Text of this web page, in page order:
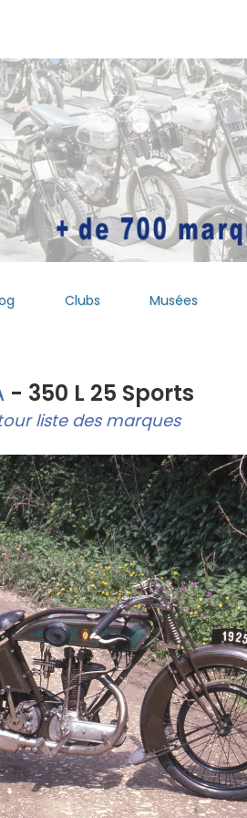
Clubs Musées
- 350 L 25 Sports
liste des marques